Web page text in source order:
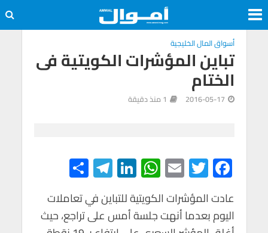
أسواق المال الخليجية
تباين المؤشرات الكويتية فى
الختام
2016-05-17 1 منذ دقيقة
F
ac
e
b
T
wi
tt
er
E
m
ail
W
h
at
s
Li
n
ke
dI
Te
le
gr
a
h
ar
e
عادت المؤشرات الكويتية للتباين في تعاملات
اليوم بعدما أنهت جلسة أمس على تراجع، حيث